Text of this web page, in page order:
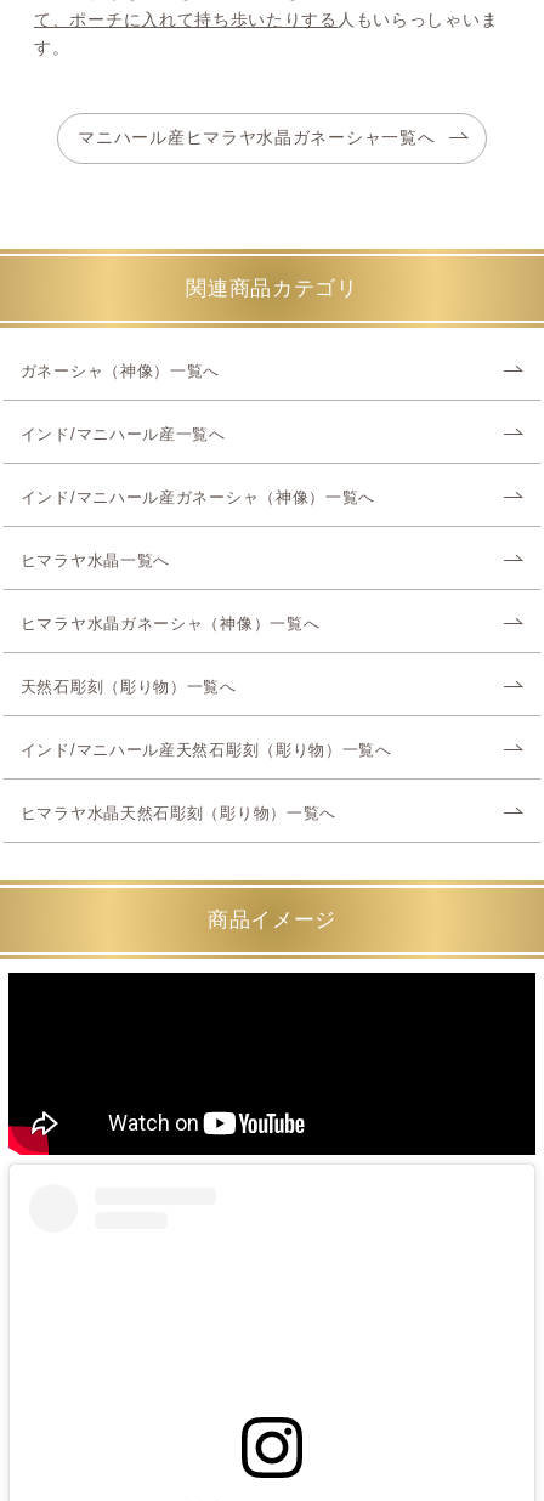
て、ポーチに入れて持ち歩いたりする 人もいらっしゃいま
す。
マニハール産ヒマラヤ水晶ガネーシャ一覧へ
関連商品カテゴリ
ガネーシャ（神像）一覧へ
インド/マニハール産一覧へ
インド/マニハール産ガネーシャ（神像）一覧へ
ヒマラヤ水晶一覧へ
ヒマラヤ水晶ガネーシャ（神像）一覧へ
天然石彫刻（彫り物）一覧へ
インド/マニハール産天然石彫刻（彫り物）一覧へ
ヒマラヤ水晶天然石彫刻（彫り物）一覧へ
商品イメージ